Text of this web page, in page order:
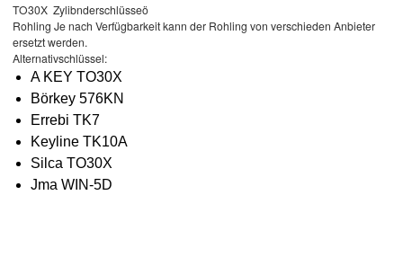
TO30X Zylibnderschlüsseö
Rohling Je nach Verfügbarkeit kann der Rohling von verschieden Anbieter
ersetzt werden.
Alternativschlüssel:
A KEY TO30X
Börkey 576KN
Errebi TK7
Keyline TK10A
Silca TO30X
Jma WIN-5D